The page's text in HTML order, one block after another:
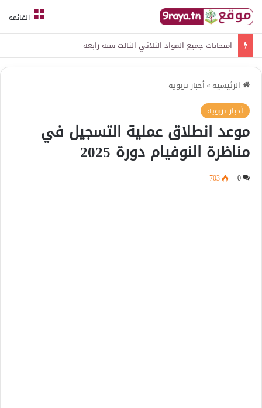
القائمة
امتحانات جميع المواد الثلاثي الثالث سنة رابعة
الرئيسية »أخبار تربوية
أخبار تربوية
موعد انطلاق عملية التسجيل في
مناظرة النوفيام دورة 2025
0
703